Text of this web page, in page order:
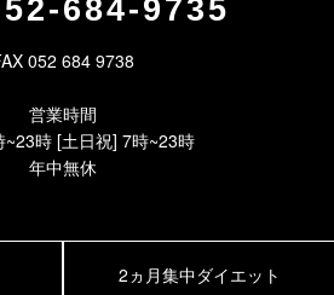
684-9735
052 684 9738
営業時間
~23時 [土日祝] 7時~23時
年中無休
2ヵ月集中ダイエット